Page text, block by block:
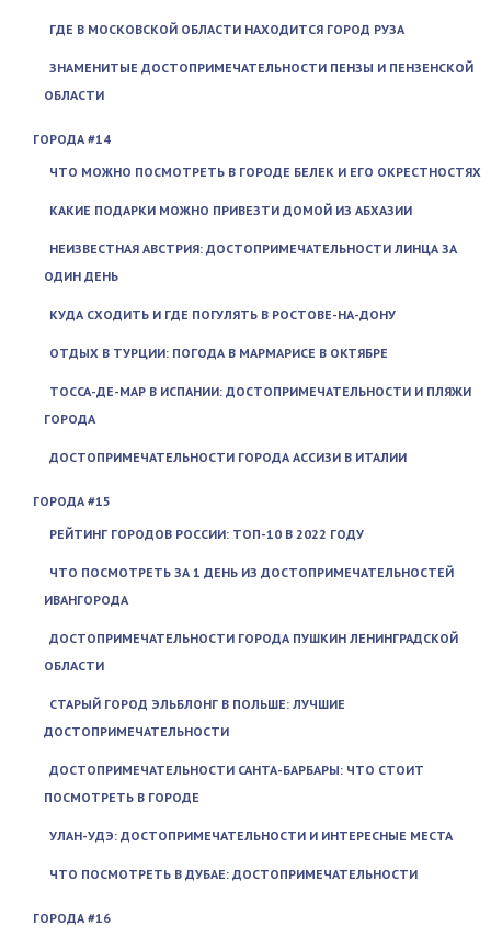
ГДЕ В МОСКОВСКОЙ ОБЛАСТИ НАХОДИТСЯ ГОРОД РУЗА
ЗНАМЕНИТЫЕ ДОСТОПРИМЕЧАТЕЛЬНОСТИ ПЕНЗЫ И ПЕНЗЕНСКОЙ
ОБЛАСТИ
ГОРОДА #14
ЧТО МОЖНО ПОСМОТРЕТЬ В ГОРОДЕ БЕЛЕК И ЕГО ОКРЕСТНОСТЯХ
КАКИЕ ПОДАРКИ МОЖНО ПРИВЕЗТИ ДОМОЙ ИЗ АБХАЗИИ
НЕИЗВЕСТНАЯ АВСТРИЯ: ДОСТОПРИМЕЧАТЕЛЬНОСТИ ЛИНЦА ЗА
ОДИН ДЕНЬ
КУДА СХОДИТЬ И ГДЕ ПОГУЛЯТЬ В РОСТОВЕ-НА-ДОНУ
ОТДЫХ В ТУРЦИИ: ПОГОДА В МАРМАРИСЕ В ОКТЯБРЕ
ТОССА-ДЕ-МАР В ИСПАНИИ: ДОСТОПРИМЕЧАТЕЛЬНОСТИ И ПЛЯЖИ
ГОРОДА
ДОСТОПРИМЕЧАТЕЛЬНОСТИ ГОРОДА АССИЗИ В ИТАЛИИ
ГОРОДА #15
РЕЙТИНГ ГОРОДОВ РОССИИ: ТОП-10 В 2022 ГОДУ
ЧТО ПОСМОТРЕТЬ ЗА 1 ДЕНЬ ИЗ ДОСТОПРИМЕЧАТЕЛЬНОСТЕЙ
ИВАНГОРОДА
ДОСТОПРИМЕЧАТЕЛЬНОСТИ ГОРОДА ПУШКИН ЛЕНИНГРАДСКОЙ
ОБЛАСТИ
СТАРЫЙ ГОРОД ЭЛЬБЛОНГ В ПОЛЬШЕ: ЛУЧШИЕ
ДОСТОПРИМЕЧАТЕЛЬНОСТИ
ДОСТОПРИМЕЧАТЕЛЬНОСТИ САНТА-БАРБАРЫ: ЧТО СТОИТ
ПОСМОТРЕТЬ В ГОРОДЕ
УЛАН-УДЭ: ДОСТОПРИМЕЧАТЕЛЬНОСТИ И ИНТЕРЕСНЫЕ МЕСТА
ЧТО ПОСМОТРЕТЬ В ДУБАЕ: ДОСТОПРИМЕЧАТЕЛЬНОСТИ
ГОРОДА #16